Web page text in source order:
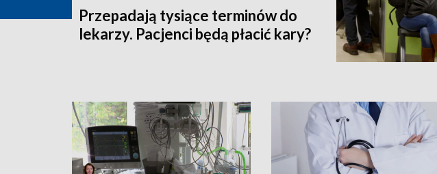
Przepadają tysiące terminów do
lekarzy. Pacjenci będą płacić kary?